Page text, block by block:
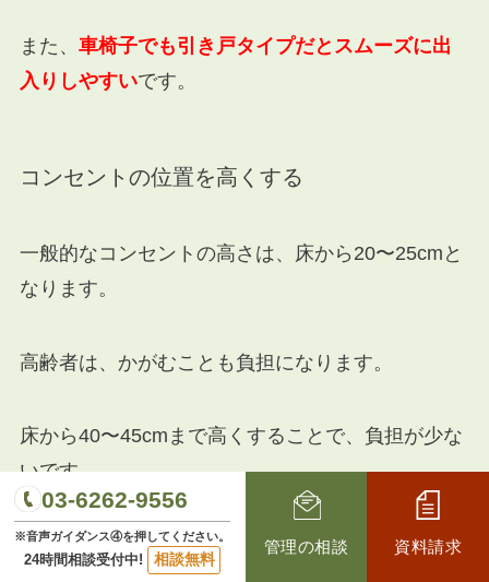
また、 車椅子でも引き戸タイプだとスムーズに出
入りしやすいです。
コンセントの位置を高くする
一般的なコンセントの高さは、床から20〜25cmと
なります。
高齢者は、かがむことも負担になります。
床から40〜45cmまで高くすることで、負担が少な
いです。
03-6262-9556
※音声ガイダンス④を押してください。
24時間相談受付中! 相談無料
管理の相談 資料請求